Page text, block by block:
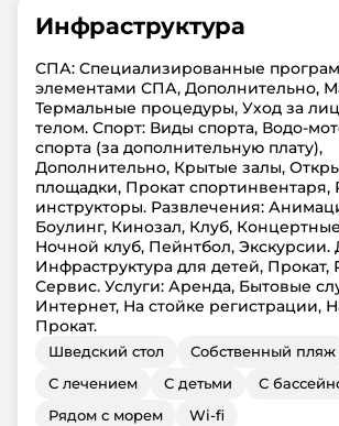
Инфраструктура
СПА: Cпециализированные
элементами СПА, Дополнительно,
Термальные процедуры, Уход за
телом. Спорт: Виды спорта, Водо-
спорта (за дополнительную плату),
Дополнительно, Крытые залы,
площадки, Прокат спортинвентаря,
инструкторы. Развлечения:
Боулинг, Кинозал, Клуб,
Ночной клуб, Пейнтбол, Экскурсии.
Инфраструктура для детей, Прокат,
Сервис. Услуги: Аренда, Бытовые
Интернет, На стойке регистрации,
Прокат.
Шведский стол Собственный пляж
С лечением
С детьми
С
Рядом с морем
Wi-fi